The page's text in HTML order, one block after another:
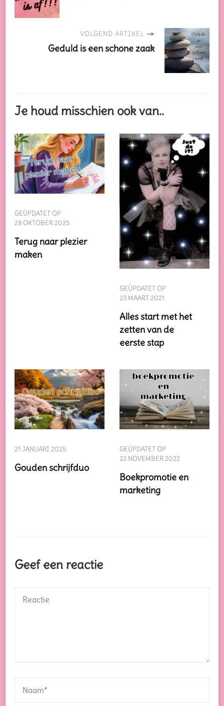
VOLGEND ARTIKEL
Geduld is een schone zaak
Je houd misschien ook van..
GEÜPDATET OP
28 OKTOBER 2025
Terug naar plezier
maken
GEÜPDATET OP
23 MAART 2021
Alles start met het
zetten van de
eerste stap
21 JANUARI 2025
Gouden schrijfduo
GEÜPDATET OP
22 NOVEMBER 2022
Boekpromotie en
marketing
Geef een reactie